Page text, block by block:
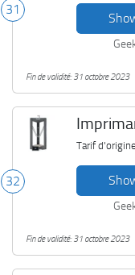
31
Fin de validité: 31 octobre 2023
32
Tarif
Fin de validité: 31 octobre 2023